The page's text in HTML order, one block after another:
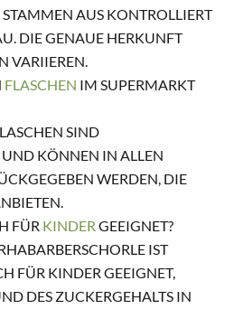
AUS KONTROLLIERT
DIE GENAUE HERKUNFT
VARIIEREN.
FLASCHEN IM SUPERMARKT
SIND
KÖNNEN IN ALLEN
WERDEN, DIE
FÜR KINDER GEEIGNET?
IST
FÜR KINDER GEEIGNET,
DES ZUCKERGEHALTS IN